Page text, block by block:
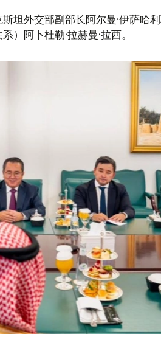
坦外交部副部长阿尔曼·伊萨哈
）阿卜杜勒·拉赫曼·拉西。